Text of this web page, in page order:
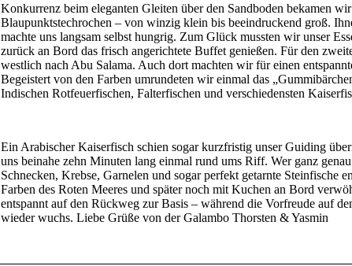
Konkurrenz beim eleganten Gleiten über den Sandboden bekamen
Blaupunktstechrochen – von winzig klein bis beeindruckend groß.
machte uns langsam selbst hungrig. Zum Glück mussten wir unser
zurück an Bord das frisch angerichtete Buffet genießen. Für den
westlich nach Abu Salama. Auch dort machten wir für einen
Begeistert von den Farben umrundeten wir einmal das
Indischen Rotfeuerfischen, Falterfischen und verschiedensten
Ein Arabischer Kaiserfisch schien sogar kurzfristig unser Guiding
uns beinahe zehn Minuten lang einmal rund ums Riff. Wer ganz
Schnecken, Krebse, Garnelen und sogar perfekt getarnte Steinfische
Farben des Roten Meeres und später noch mit Kuchen an Bord
entspannt auf den Rückweg zur Basis – während die Vorfreude auf
wieder wuchs. Liebe Grüße von der Galambo Thorsten & Yasmin